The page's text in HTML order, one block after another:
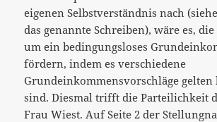
eigenen Selbstverständnis nach
das genannte Schreiben), wäre es,
um ein bedingungsloses
fördern, indem es verschiedene
Grundeinkommensvorschläge gelten
sind. Diesmal trifft die Parteilichkeit
Frau Wiest. Auf Seite 2 der